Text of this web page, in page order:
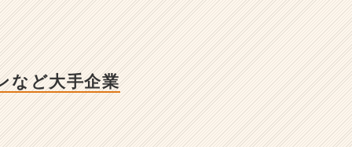
など大手企業